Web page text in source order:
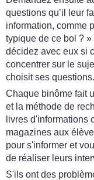
questions qu’il leur
information, comme
typique de ce bol ?
décidez avec eux si
concentrer sur le
choisit ses questions.
Chaque binôme fait
et la méthode de
livres d'informations
magazines aux
pour s'informer et
de réaliser leurs
S'ils ont des